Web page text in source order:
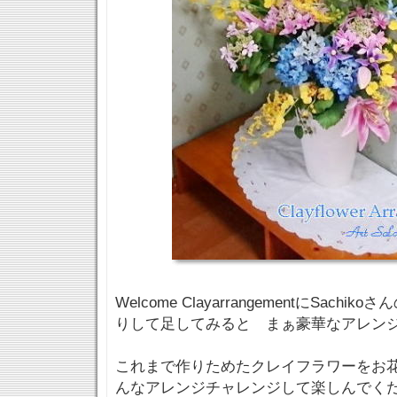
Welcome ClayarrangementにSachikoさ
りして足してみると まぁ豪華なアレン
これまで作りためたクレイフラワーを
んなアレンジチャレンジして楽しんでく